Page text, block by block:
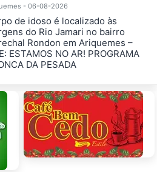
- 06-08-2026
de idoso é localizado às
do Rio Jamari no bairro
Rondon em Ariquemes –
ESTAMOS NO AR! PROGRAMA
DA PESADA